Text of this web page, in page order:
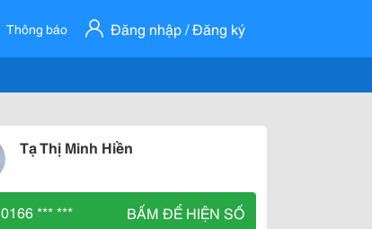
Thông báo Đăng nhập / Đăng ký
Tạ Thị Minh Hiền
0166 *** *** BẤM ĐỂ HIỆN SỐ